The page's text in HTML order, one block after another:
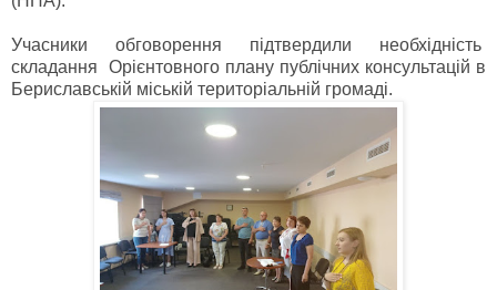
Учасники обговорення підтвердили необхідність
складання Орієнтовного плану публічних консультацій в
Бериславській міській територіальній громаді.